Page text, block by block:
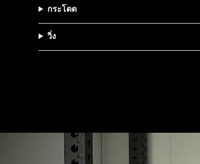
กระโดด
วิ่ง